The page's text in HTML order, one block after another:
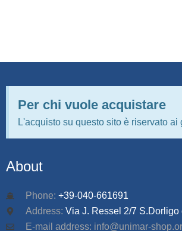
Per chi vuole acquistare
L'acquisto su questo sito è riservato
About
Phone: +39-040-661691
Address: Via J. Ressel 2/7
E-mail address: info@unimar-